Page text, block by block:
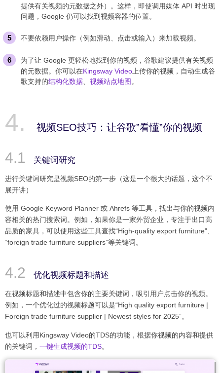
提供有关视频的元数据之外）。这样，即使调用媒体 API 时出现
问题，Google 仍可以找到视频容器的位置。
不要依赖用户操作（例如滑动、点击或输入）来加载视频。
为了让 Google 更轻松地找到你的视频，谷歌建议提供有关视频
的元数据。你可以在Kingsway Video 上传你的视频，自动生成谷
歌支持的结构化数据 视频站点地图 。
视频SEO技巧：让谷歌”看懂”你的视频
关键词研究
进行关键词研究是视频SEO的第一步（这是一个很大的话题，这个不
展开讲）
使用 Google Keyword Planner 或 Ahrefs 等工具，找出与你的视频内
容相关的热门搜索词。例如，如果你是一家外贸企业，专注于出口高
品质的家具，可以使用这些工具查找“High-quality export furniture”、
“foreign trade furniture suppliers”等关键词。
优化视频标题和描述
在视频标题和描述中包含你的主要关键词，吸引用户点击你的视频。
例如，一个优化过的视频标题可以是“High quality export furniture |
Foreign trade furniture supplier | Newest styles for 2025”。
也可以利用Kingsway Video的TDS的功能，根据你视频的内容和提供
的关键词， 一键生成视频的TDS。